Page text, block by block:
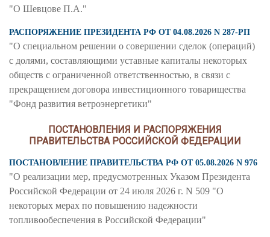
"О Шевцове П.А."
РАСПОРЯЖЕНИЕ ПРЕЗИДЕНТА РФ ОТ 04.08.2026 N 287-РП
"О специальном решении о совершении сделок (операций)
с долями, составляющими уставные капиталы некоторых
обществ с ограниченной ответственностью, в связи с
прекращением договора инвестиционного товарищества
"Фонд развития ветроэнергетики"
ПОСТАНОВЛЕНИЯ И РАСПОРЯЖЕНИЯ
ПРАВИТЕЛЬСТВА РОССИЙСКОЙ ФЕДЕРАЦИИ
ПОСТАНОВЛЕНИЕ ПРАВИТЕЛЬСТВА РФ ОТ 05.08.2026 N 976
"О реализации мер, предусмотренных Указом Президента
Российской Федерации от 24 июля 2026 г. N 509 "О
некоторых мерах по повышению надежности
топливообеспечения в Российской Федерации"